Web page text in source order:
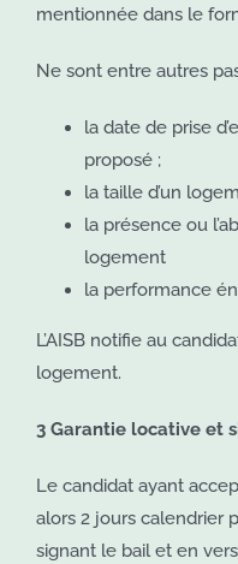
mentionnée dans le
Ne sont entre autres
la date de prise
proposé ;
la taille d’un
la présence ou
logement
la performance
L’AISB notifie au
logement.
3 Garantie locative et
Le candidat ayant
alors 2 jours calendrier
signant le bail et en